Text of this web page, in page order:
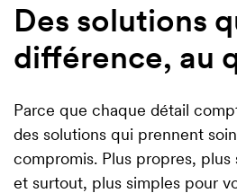
Des solutions
différence, au
Parce que chaque détail
des solutions qui prennent
compromis. Plus propres,
et surtout, plus simples pour